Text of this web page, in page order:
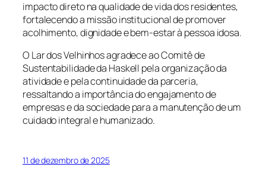
impacto direto na qualidade de vida dos residentes,
fortalecendo a missão institucional de promover
acolhimento, dignidade e bem-estar à pessoa idosa.
O Lar dos Velhinhos agradece ao Comitê de
Sustentabilidade da Haskell pela organização da
atividade e pela continuidade da parceria,
ressaltando a importância do engajamento de
empresas e da sociedade para a manutenção de um
cuidado integral e humanizado.
11 de dezembro de 2025